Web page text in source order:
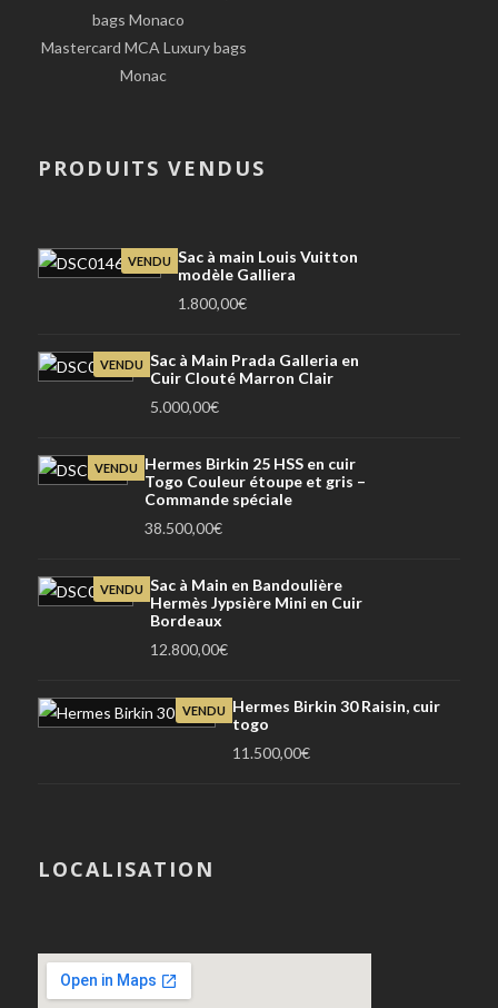
Mastercard MCA Luxury bags
Monac
PRODUITS VENDUS
VENDU Sac à main Louis Vuitton
modèle Galliera
1.800,00€
VENDU Sac à Main Prada Galleria en
Cuir Clouté Marron Clair
5.000,00€
VENDU
Hermes Birkin 25 HSS en cuir
Togo Couleur étoupe et gris –
Commande spéciale
38.500,00€
VENDU Sac à Main en Bandoulière
Hermès Jypsière Mini en Cuir
Bordeaux
12.800,00€
VENDU
Hermes Birkin 30 Raisin, cuir
togo
11.500,00€
LOCALISATION